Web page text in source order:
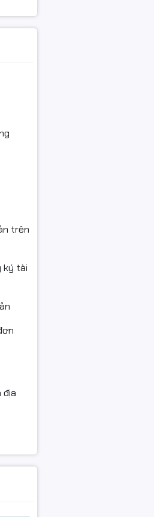
xa
trên
ký tài
địa
trường in).
gian đổi trả theo
#Refill